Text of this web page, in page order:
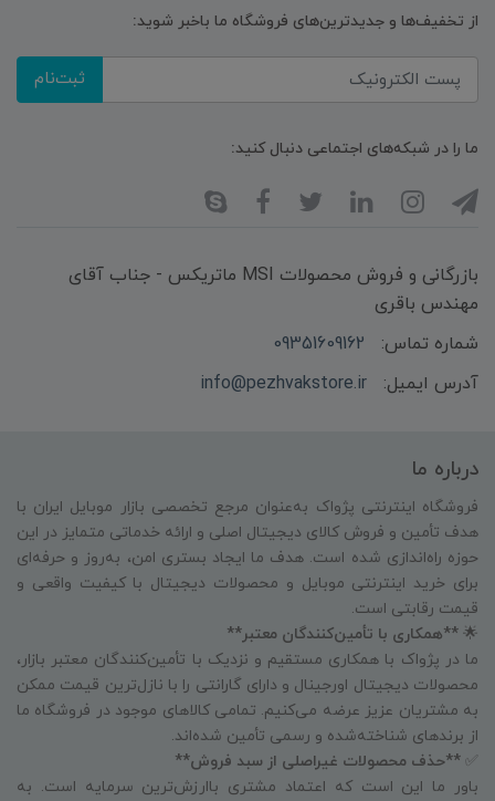
از تخفیف‌ها و جدیدترین‌های فروشگاه ما باخبر شوید:
ثبت‌نام
ما را در شبکه‌های اجتماعی دنبال کنید:
بازرگانی و فروش محصولات MSI ماتریکس - جناب آقای
مهندس باقری
شماره تماس:
09351609162
آدرس ایمیل:
info@pezhvakstore.ir
درباره ما
فروشگاه اینترنتی پژواک به‌عنوان مرجع تخصصی بازار موبایل ایران با
هدف تأمین و فروش کالای دیجیتال اصلی و ارائه خدماتی متمایز در این
حوزه راه‌اندازی شده است. هدف ما ایجاد بستری امن، به‌روز و حرفه‌ای
برای خرید اینترنتی موبایل و محصولات دیجیتال با کیفیت واقعی و
قیمت رقابتی است.
🌟 **همکاری با تأمین‌کنندگان معتبر**
ما در پژواک با همکاری مستقیم و نزدیک با تأمین‌کنندگان معتبر بازار،
محصولات دیجیتال اورجینال و دارای گارانتی را با نازل‌ترین قیمت ممکن
به مشتریان عزیز عرضه می‌کنیم. تمامی کالاهای موجود در فروشگاه ما
از برندهای شناخته‌شده و رسمی تأمین شده‌اند.
✅ **حذف محصولات غیراصلی از سبد فروش**
باور ما این است که اعتماد مشتری باارزش‌ترین سرمایه است. به